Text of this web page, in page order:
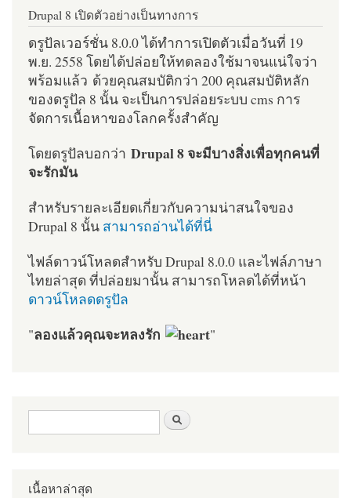
Drupal 8 เปิดตัวอย่างเป็นทางการ
ดรูปัลเวอร์ชั่น 8.0.0 ได้ทำการเปิดตัวเมื่อวันที่ 19
พ.ย. 2558 โดยได้ปล่อยให้ทดลองใช้มาจนแน่ใจว่า
พร้อมแล้ว ด้วยคุณสมบัติกว่า 200 คุณสมบัติหลัก
ของดรูปัล 8 นั้น จะเป็นการปล่อยระบบ cms การ
จัดการเนื้อหาของโลกครั้งสำคัญ
โดยดรูปัลบอกว่า Drupal 8 จะมีบางสิ่งเพื่อทุกคนที่
จะรักมัน
สำหรับรายละเอียดเกี่ยวกับความน่าสนใจของ
Drupal 8 นั้น สามารถอ่านได้ที่นี่
ไฟล์ดาวน์โหลดสำหรับ Drupal 8.0.0 และไฟล์ภาษา
ไทยล่าสุด ที่ปล่อยมานั้น สามารถโหลดได้ที่หน้า
ดาวน์โหลดดรูปัล
"ลองแล้วคุณจะหลงรัก "
ฟอร์มค้นหา
เนื้อหาล่าสุด